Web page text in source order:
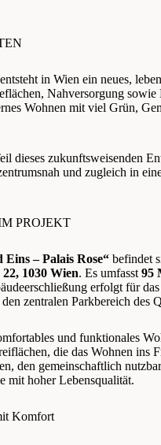
entsteht in Wien ein neues,
Nahversorgung sowie
Wohnen mit viel Grün,
dieses zukunftsweisenden
und zugleich in
PROJEKT
Eins – Palais Rose“ befindet
1030 Wien. Es umfasst 95
erfolgt für
zentralen Parkbereich des
und funktionales
die das Wohnen ins
den gemeinschaftlich
mit hoher Lebensqualität.
Komfort